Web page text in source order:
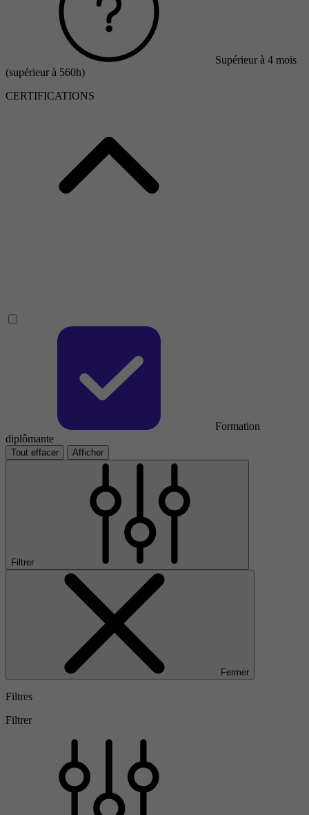
Supérieur à 4 mois
(supérieur à 560h)
CERTIFICATIONS
Formation
diplômante
Tout effacer Afficher
Filtrer
Fermer
Filtres
Filtrer